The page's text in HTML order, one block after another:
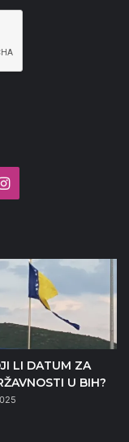
Instagram
LI DATUM ZA
U BIH?